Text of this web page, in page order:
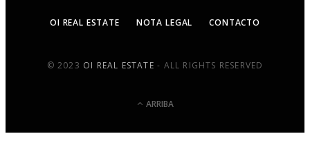
OI REAL ESTATE NOTA LEGAL CONTACTO
© 2023 OI REAL ESTATE - ALL RIGHTS RESERVED
ARRIBA